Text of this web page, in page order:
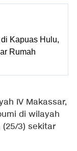
Kapuas Hulu,
Rumah
IV Makassar,
di wilayah
3) sekitar